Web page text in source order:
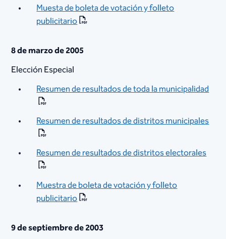
Muesta de boleta de votación y folleto
publicitario
8 de marzo de 2005
Elección Especial
Resumen de resultados de toda la municipalidad
Resumen de resultados de distritos municipales
Resumen de resultados de distritos electorales​
Muestra de boleta de votación y folleto
publicitario
9 de septiembre de 2003